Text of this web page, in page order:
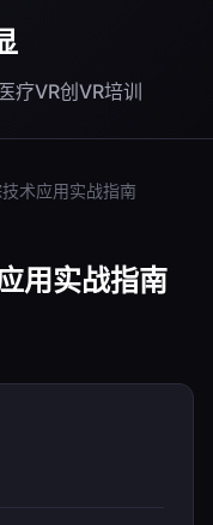
医疗VR创 VR培训
术应用实战指南
用实战指南